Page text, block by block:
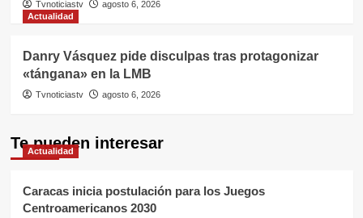
Tvnoticiastv
agosto 6, 2026
Actualidad
Danry Vásquez pide disculpas tras protagonizar
«tángana» en la LMB
Tvnoticiastv agosto 6, 2026
Te pueden interesar
Actualidad
Caracas inicia postulación para los Juegos
Centroamericanos 2030